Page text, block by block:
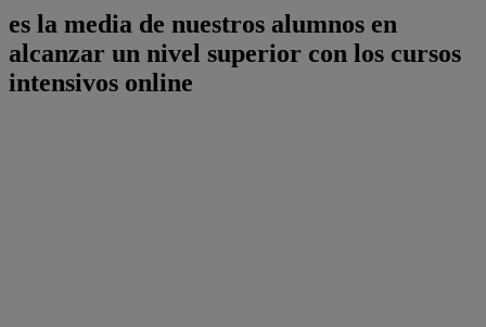
es la media de nuestros alumnos en
alcanzar un nivel superior con los cursos
intensivos online